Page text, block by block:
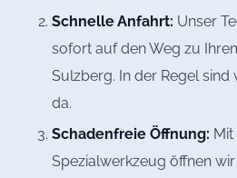
Schnelle Anfahrt: Unser
sofort auf den Weg zu
Sulzberg. In der Regel sind
da.
Schadenfreie Öffnung:
Spezialwerkzeug öffnen